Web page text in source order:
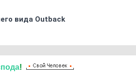
вида Outback
!